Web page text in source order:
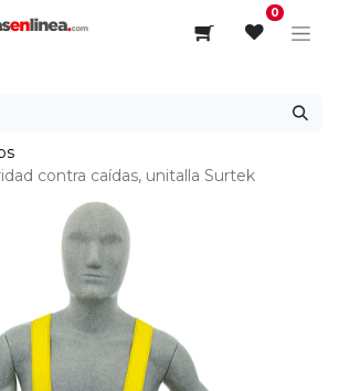
0
contra caídas, unitalla Surtek